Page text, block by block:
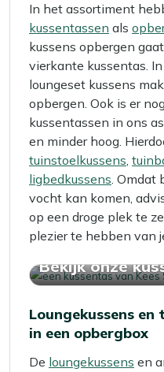
In het assortiment
kussentassen als
kussens opbergen
vierkante kussentas.
loungeset kussens
opbergen. Ook is er
kussentassen in ons
en minder hoog.
tuinstoelkussens,
ligbedkussens. Omdat
vocht kan komen,
op een droge plek te
plezier te hebben van
Bekijk onze
Loungekussens en
in een opbergbox
De loungekussens en